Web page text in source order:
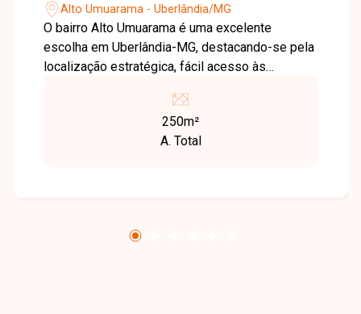
Alto Umuarama - Uberlândia/MG
O bairro Alto Umuarama é uma excelente
escolha em Uberlândia-MG, destacando-se pela
localização estratégica, fácil acesso às
além de oferecer praticidade e valorização
Alto Umuarama, ideal para construção
da cidade. Entre em contato e saiba mais!
250m²
A. Total